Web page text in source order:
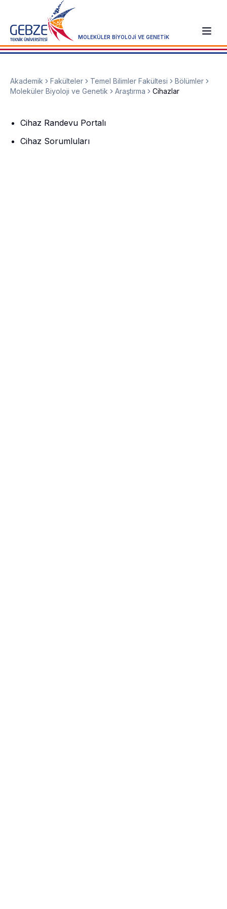
MOLEKÜLER BİYOLOJİ VE GENETİK
Akademik Fakülteler Temel Bilimler Fakültesi
Bölümler
Moleküler Biyoloji ve Genetik
Araştırma Cihazlar
Cihaz Randevu Portalı
Cihaz Sorumluları